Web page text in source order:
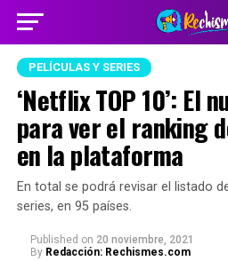
PELÍCULAS Y SERIES
‘Netflix TOP 10’: El
para ver el ranking
en la plataforma
En total se podrá revisar el listado
series, en 95 países.
Published on 20 noviembre, 2021
By Redacción: Rechismes.com